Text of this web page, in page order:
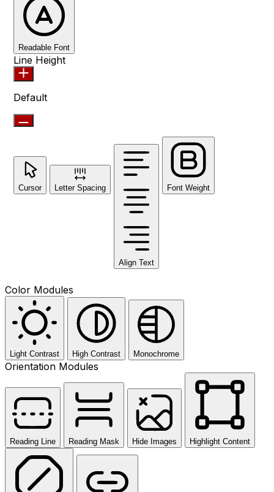
Readable Font
Line Height
Default
Cursor Letter Spacing
Align Text
Font Weight
Color Modules
Light Contrast High Contrast Monochrome
Orientation Modules
Reading Line Reading Mask Hide Images Highlight Content